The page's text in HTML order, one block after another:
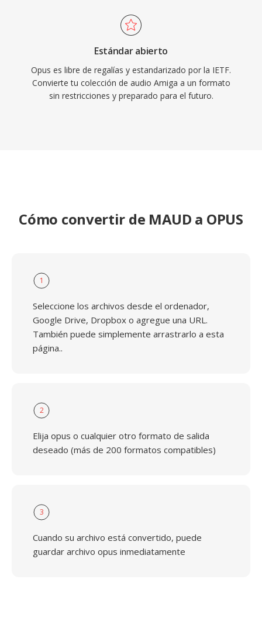
Estándar abierto
Opus es libre de regalías y estandarizado por la IETF.
Convierte tu colección de audio Amiga a un formato
sin restricciones y preparado para el futuro.
Cómo convertir de MAUD a OPUS
1
Seleccione los archivos desde el ordenador,
Google Drive, Dropbox o agregue una URL.
También puede simplemente arrastrarlo a esta
página..
2
Elija opus o cualquier otro formato de salida
deseado (más de 200 formatos compatibles)
3
Cuando su archivo está convertido, puede
guardar archivo opus inmediatamente